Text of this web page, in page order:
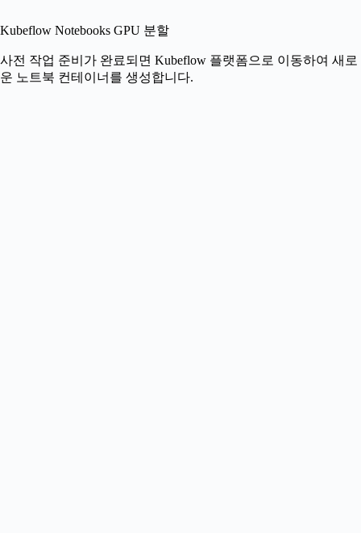
Kubeflow Notebooks GPU 분할
사전 작업 준비가 완료되면 Kubeflow 플랫폼으로 이동하여 새로
운 노트북 컨테이너를 생성합니다.